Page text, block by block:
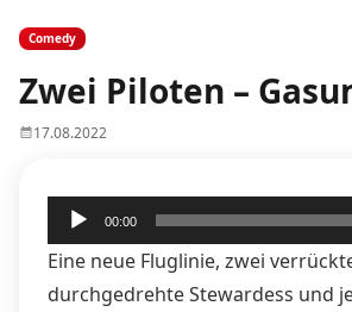
Comedy
Zwei Piloten –
17.08.2022
Audio-
Player
00:00
Eine neue Fluglinie, zwei
durchgedrehte Stewardess und